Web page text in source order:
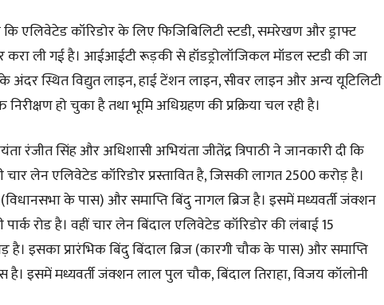
एलिवेटेड कॉरिडोर के लिए फिजिबिलिटी स्टडी, समरेखण और ड्राफ्ट
करा ली गई है। आईआईटी रूड़की से हॉडड्रोलॉजिकल मॉडल स्टडी की जा
अंदर स्थित विद्युत लाइन, हाई टेंशन लाइन, सीवर लाइन और अन्य यूटिलिटी
हो चुका है तथा भूमि अधिग्रहण की प्रक्रिया चल रही है।
रंजीत सिंह और अधिशासी अभियंता जीतेंद्र त्रिपाठी ने जानकारी दी कि
चार लेन एलिवेटेड कॉरिडोर प्रस्तावित है, जिसकी लागत 2500 करोड़ है।
के पास) और समाप्ति बिंदु नागल ब्रिज है। इसमें मध्यवर्ती जंक्शन
रोड है। वहीं चार लेन बिंदाल एलिवेटेड कॉरिडोर की लंबाई 15
इसका प्रारंभिक बिंदु बिंदाल ब्रिज (कारगी चौक के पास) और समाप्ति
है। इसमें मध्यवर्ती जंक्शन लाल पुल चौक, बिंदाल तिराहा, विजय कॉलोनी